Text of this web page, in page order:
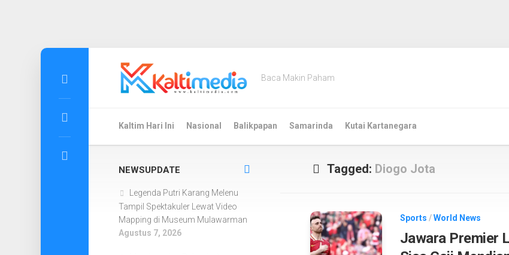
Baca Makin Paham
Kaltim Hari Ini Nasional Balikpapan Samarinda Kutai Kartanegara
Tagged: Diogo Jota
Sports /World News
Jawara Premier
NEWSUPDATE
Legenda Putri Karang Melenu
Tampil Spektakuler Lewat Video
Mapping di Museum Mulawarman
Agustus 7, 2026